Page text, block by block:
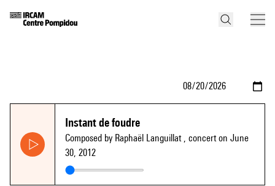
Instant de foudre
Composed by Raphaël Languillat , concert on June
30, 2012